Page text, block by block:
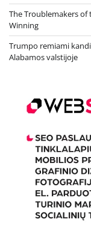
The Troublemakers
Winning
Trumpo remiami
Alabamos valstijoje